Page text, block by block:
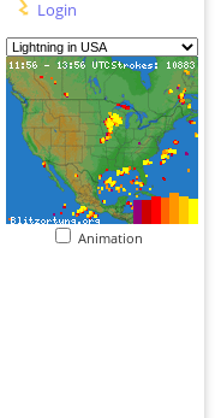
Login
Animation